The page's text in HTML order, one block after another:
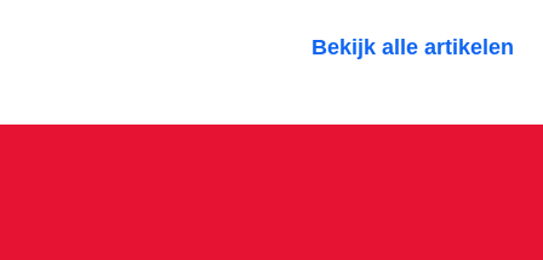
Bekijk alle artikelen